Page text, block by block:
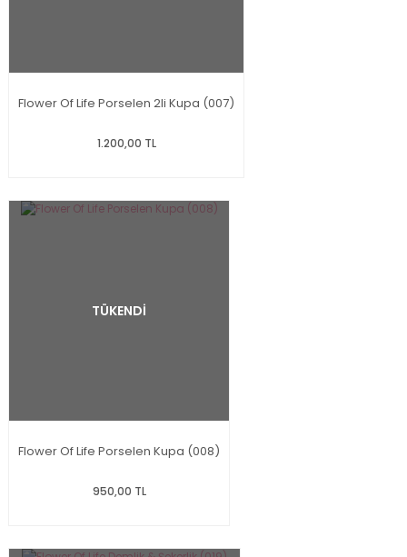
Flower Of Life Porselen 2li Kupa (007)
1.200,00 TL
TÜKENDİ
Flower Of Life Porselen Kupa (008)
950,00 TL